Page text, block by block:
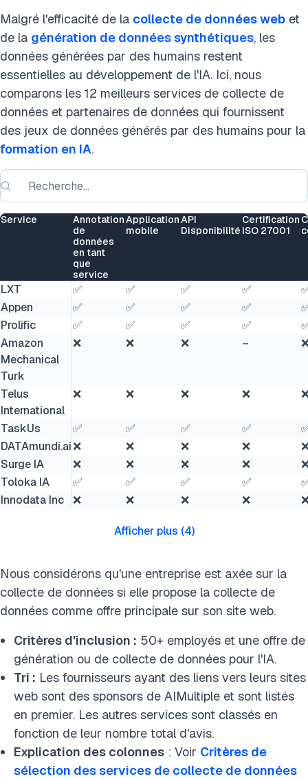
Malgré l'efficacité de la collecte de données web et
de la génération de données synthétiques, les
données générées par des humains restent
essentielles au développement de l'IA. Ici, nous
comparons les 12 meilleurs services de collecte de
données et partenaires de données qui fournissent
des jeux de données générés par des humains pour la
formation en IA.
Service
Annotation
de
données
en tant
que
service
Application
mobile
API
Disponibilité
Certification
ISO 27001
LXT ✅ ✅ ✅ ✅
Appen
✅ ✅ ✅ ✅
Prolific
✅ ✅ ✅ ✅
Amazon
Mechanical
Turk
❌ ❌ ❌ –
Telus
International
❌ ❌ ❌ ❌
TaskUs ✅ ✅ ✅ ✅
DATAmundi.ai❌ ❌ ❌ ❌
Surge IA
❌ ❌ ❌ ❌
Toloka IA
✅ ✅ ✅ ✅
Innodata Inc
❌ ❌ ❌ ❌
Afficher plus (4)
Nous considérons qu'une entreprise est axée sur la
collecte de données si elle propose la collecte de
données comme offre principale sur son site web.
Critères d'inclusion : 50+ employés et une offre de
génération ou de collecte de données pour l'IA.
Tri : Les fournisseurs ayant des liens vers leurs sites
web sont des sponsors de AIMultiple et sont listés
en premier. Les autres services sont classés en
fonction de leur nombre total d'avis.
Explication des colonnes : Voir Critères de
sélection des services de collecte de données